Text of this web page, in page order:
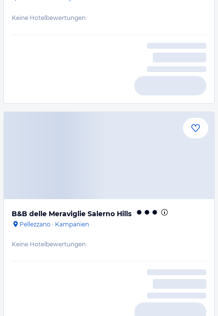
Keine Hotelbewertungen
B&B delle Meraviglie Salerno Hills
Pellezzano · Kampanien
Keine Hotelbewertungen